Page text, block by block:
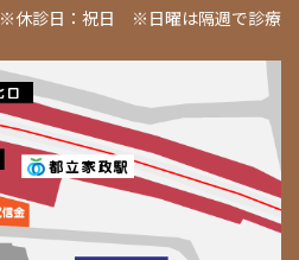
※休診日：祝日 ※日曜は隔週で診療